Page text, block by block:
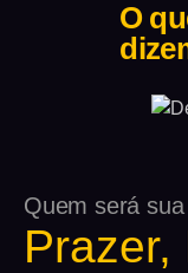
O
Quem será